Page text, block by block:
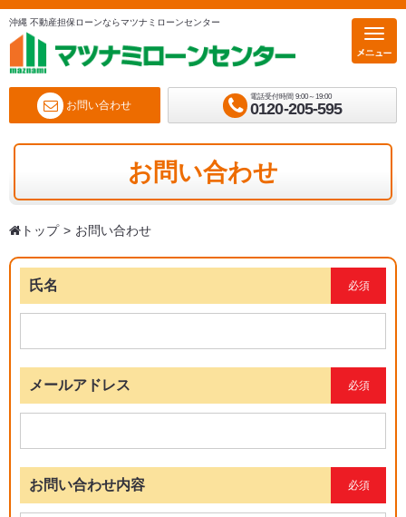
沖縄 不動産担保ローンならマツナミローンセンター
お問い合わせ
電話受付時間 9:00～19:00
0120-205-595
お問い合わせ
トップ お問い合わせ
氏名 必須
メールアドレス 必須
お問い合わせ内容 必須